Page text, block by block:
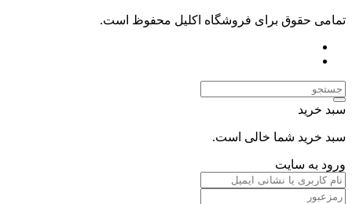
تمامی حقوق برای فروشگاه اکلیل محفوظ است.
سبد خرید
سبد خرید شما خالی است.
ورود به سایت